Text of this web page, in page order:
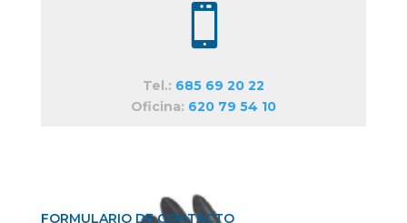

Tel.: 685 69 20 22
Oficina: 620 79 54 10
FORMULARIO DE CONTACTO